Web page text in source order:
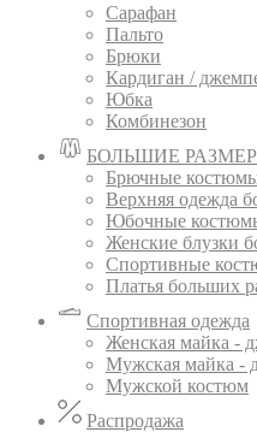
Сарафан
Пальто
Брюки
Кардиган /
Юбка
Комбинезон
БОЛЬШИЕ
Брючные
Верхняя одежда
Юбочные
Женские блузки
Спортивные
Платья больших
Спортивная одежда
Женская майка -
Мужская майка -
Мужской костюм
Распродажа